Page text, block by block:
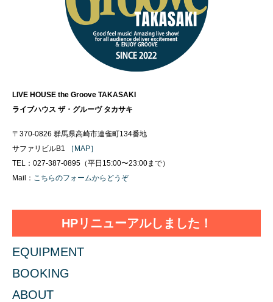
LIVE HOUSE the Groove TAKASAKI
ライブハウス ザ・グルーヴ タカサキ
〒370-0826 群馬県高崎市連雀町134番地
サファリビルB1
［MAP］
TEL：027-387-0895（平日15:00〜23:00まで）
Mail： こちらのフォームからどうぞ
HPリニューアルしました！
EQUIPMENT
BOOKING
ABOUT